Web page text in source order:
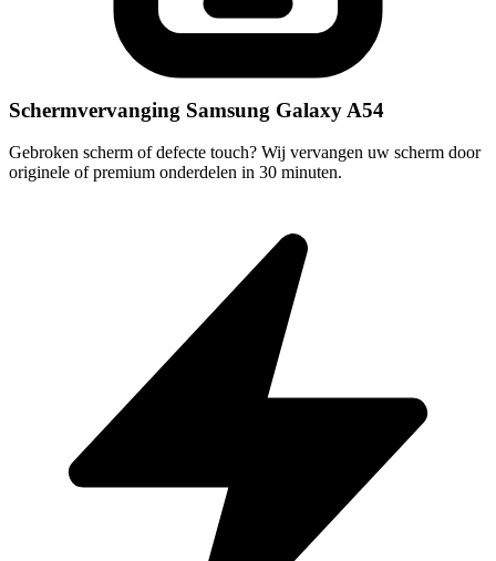
Schermvervanging Samsung Galaxy A54
Gebroken scherm of defecte touch? Wij vervangen uw scherm door
originele of premium onderdelen in 30 minuten.